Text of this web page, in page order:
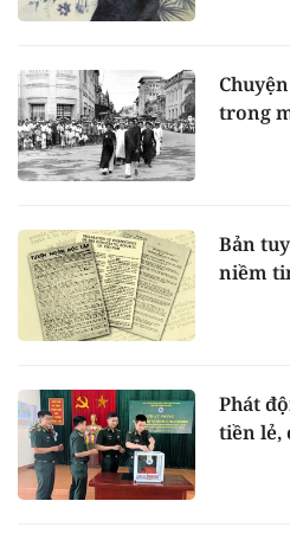
trong
Bản
niềm
Phát
tiền lẻ,